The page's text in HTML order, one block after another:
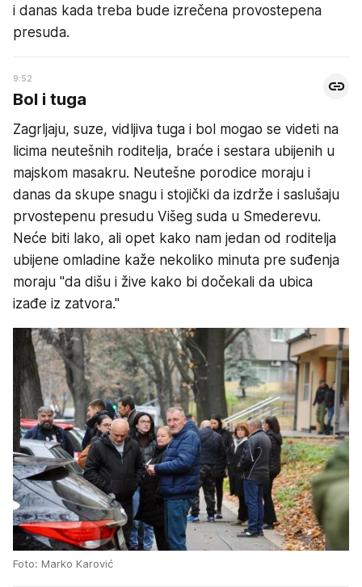
i danas kada treba bude izrečena provostepena
presuda.
9:52
Bol i tuga
Zagrljaju, suze, vidljiva tuga i bol mogao se videti na
licima neutešnih roditelja, braće i sestara ubijenih u
majskom masakru. Neutešne porodice moraju i
danas da skupe snagu i stojički da izdrže i saslušaju
prvostepenu presudu Višeg suda u Smederevu.
Neće biti lako, ali opet kako nam jedan od roditelja
ubijene omladine kaže nekoliko minuta pre suđenja
moraju "da dišu i žive kako bi dočekali da ubica
izađe iz zatvora."
Foto: Marko Karović